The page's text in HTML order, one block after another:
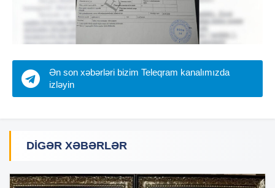
Ən son xəbərləri bizim Teleqram kanalımızda
izləyin
DIGƏR XƏBƏRLƏR